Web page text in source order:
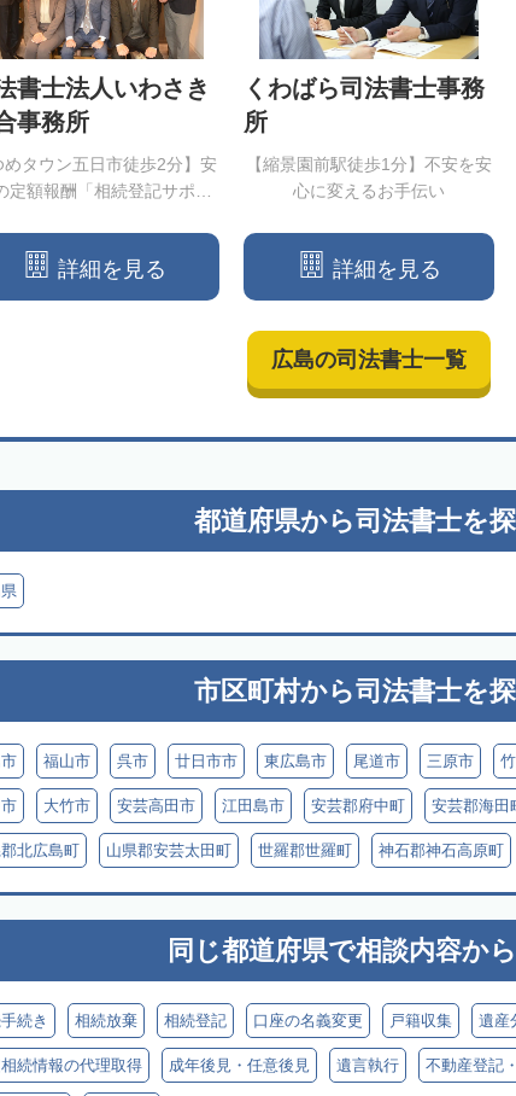
書士法人いわさき
事務所
めタウン五日市徒歩2分】安
定額報酬「相続登記サポー
詳細を見る
くわばら司法書士事務
所
【縮景園前駅徒歩1分】不安を安
心に変えるお手伝い
詳細を見る
広島の司法書士一覧
都道府県から司法書士を
市区町村から司法書士を
福山市 呉市 廿日市市 東広島市 尾道市 三原市
大竹市 安芸高田市 江田島市 安芸郡府中町 安芸郡海田
北広島町 山県郡安芸太田町 世羅郡世羅町 神石郡神石高原町
同じ都道府県で相談内容か
続き 相続放棄 相続登記 口座の名義変更 戸籍収集 遺産
続情報の代理取得 成年後見・任意後見 遺言執行 不動産登記